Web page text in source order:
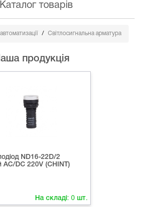
Каталог товарів
Світлосигнальна арматура
продукція
ND16-22D/2
AC/DC 220V (CHINT)
На складі: 0 шт.